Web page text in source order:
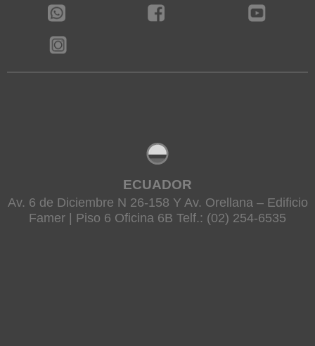
ECUADOR
Av. 6 de Diciembre N 26-158 Y Av. Orellana – Edificio
Famer | Piso 6 Oficina 6B Telf.: (02) 254-6535